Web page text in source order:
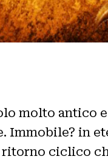
molto antico
Immobile? in
ciclico